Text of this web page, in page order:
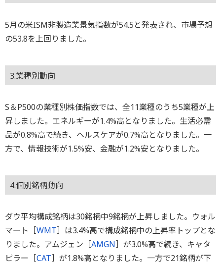
5月の米ISM非製造業景気指数が54.5と発表され、市場予想
の53.8を上回りました。
3.業種別動向
S＆P500の業種別株価指数では、全11業種のうち5業種が上
昇しました。エネルギーが1.4%高となりました。生活必需
品が0.8%高で続き、ヘルスケアが0.7%高となりました。一
方で、情報技術が1.5%安、金融が1.2%安となりました。
4.個別銘柄動向
ダウ平均構成銘柄は30銘柄中9銘柄が上昇しました。ウォル
マート［WMT］は3.4%高で構成銘柄中の上昇率トップとな
りました。アムジェン［AMGN］が3.0%高で続き、キャタ
ピラー［CAT］が1.8%高となりました。一方で21銘柄が下